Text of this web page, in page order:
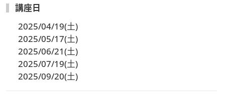
講座日
2025/04/19(土)
2025/05/17(土)
2025/06/21(土)
2025/07/19(土)
2025/09/20(土)